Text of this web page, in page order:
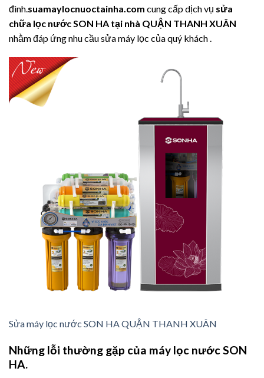
đình. suamaylocnuoctainha.com cung cấp dịch vụ sửa
chữa lọc nước SON HA tại nhà QUẬN THANH XUÂN
nhằm đáp ứng nhu cầu sửa máy lọc của quý khách .
Sửa máy lọc nước SON HA QUẬN THANH XUÂN
Những lỗi thường gặp của máy lọc nước SON
HA.